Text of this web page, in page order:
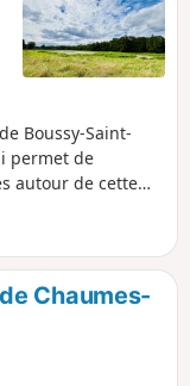
Boussy-Saint-
permet de
autour de cette
une petite
automobilistes, il
centre
Chaumes-